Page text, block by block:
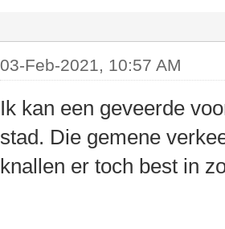
03-Feb-2021, 10:57 AM
Ik kan een geveerde
stad. Die gemene
knallen er toch best in